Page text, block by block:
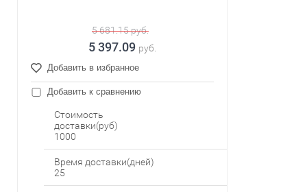
5 681.15руб.
5 397.09 руб.
Добавить в избранное
Добавить к сравнению
Стоимость
доставки(руб)
1000
Время доставки(дней)
25